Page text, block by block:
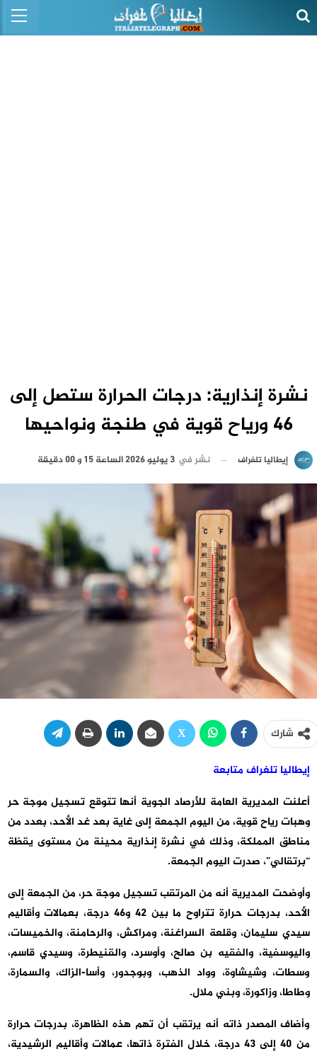
نشرة إنذارية: درجات الحرارة ستصل إلى
46 ورياح قوية في طنجة ونواحيها
إيطاليا تلغراف نشر في 3 يوليو 2026 الساعة 15 و 00 دقيقة
شارك
إيطاليا تلغراف متابعة
أعلنت المديرية العامة للأرصاد الجوية أنها تتوقع تسجيل موجة حر
وهبات رياح قوية، من اليوم الجمعة إلى غاية بعد غد الأحد، بعدد من
مناطق المملكة، وذلك في نشرة إنذارية محينة من مستوى يقظة
“برتقالي”، صدرت اليوم الجمعة.
وأوضحت المديرية أنه من المرتقب تسجيل موجة حر، من الجمعة إلى
الأحد، بدرجات حرارة تتراوح ما بين 42 و46 درجة، بعمالات وأقاليم
سيدي سليمان، وقلعة السراغنة، ومراكش، والرحامنة، والخميسات،
واليوسفية، والفقيه بن صالح، وأوسرد، والقنيطرة، وسيدي قاسم،
وسطات، وشيشاوة، وواد الذهب، وبوجدور، وأسا-الزاك، والسمارة،
وطاطا، وزاكورة، وبني ملال.
وأضاف المصدر ذاته أنه يرتقب أن تهم هذه الظاهرة، بدرجات حرارة
من 40 إلى 43 درجة، خلال الفترة ذاتها، عمالات وأقاليم الرشيدية،